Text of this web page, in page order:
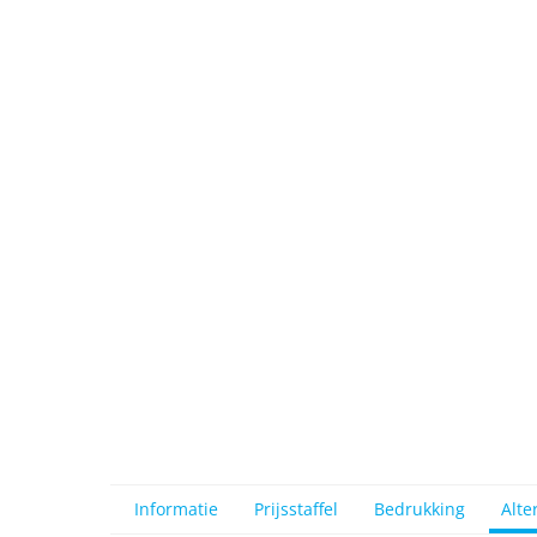
Informatie Prijsstaffel Bedrukking